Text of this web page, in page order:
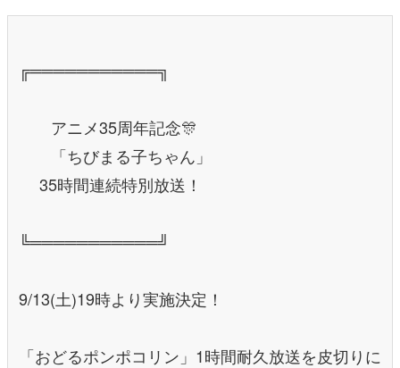
╔═══════════╗
アニメ35周年記念🎊
「ちびまる子ちゃん」
35時間連続特別放送！
╚═══════════╝
9/13(土)19時より実施決定！
「おどるポンポコリン」1時間耐久放送を皮切りに